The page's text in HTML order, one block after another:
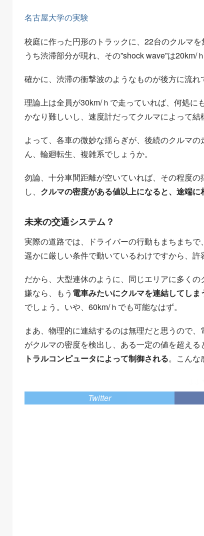
名古屋大学の実験
校庭に作った円形のトラックに、22台のクルマ
うち渋滞部分が現れ、その”shock wave”は20km/
確かに、渋滞の衝撃波のようなものが後方に流れ
理論上は全員が30km/ｈで走っていれば、何処に
かなり難しいし、速度計だってクルマによって結
よって、各車の微妙な揺らぎが、後続のクルマ
ん、輪廻転生、複雑系でしょうか。
勿論、十分車間距離が空いていれば、その程度
し、 クルマの密度がある値以上になると、途端
未来の交通システム？
実際の道路では、ドライバーの行動もまちまち
遥かに厳しい条件で動いているわけですから、許
だから、大型連休のように、同じエリアに多く
嫌なら、もう 電車みたいにクルマを連結してしま
でしょう。いや、60km/ｈでも可能なはず。
まあ、物理的に連結するのは無理だと思うので
がクルマの密度を検出し、ある一定の値を超える
トラルコンピュータによって制御される。こんな
Twitter